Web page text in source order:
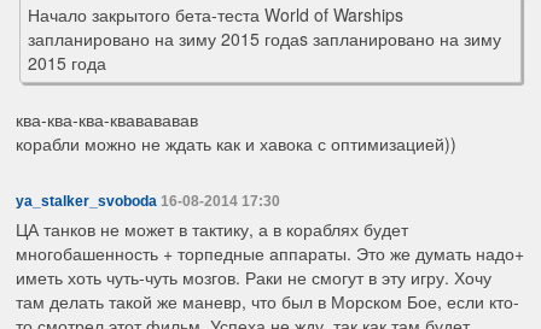
Начало закрытого бета-теста World of Warships
запланировано на зиму 2015 годаs запланировано на зиму
2015 года
ква-ква-ква-квавававав
корабли можно не ждать как и хавока с оптимизацией))
ya_stalker_svoboda 16-08-2014 17:30
ЦА танков не может в тактику, а в кораблях будет
многобашенность + торпедные аппараты. Это же думать надо+
иметь хоть чуть-чуть мозгов. Раки не смогут в эту игру. Хочу
там делать такой же маневр, что был в Морском Бое, если кто-